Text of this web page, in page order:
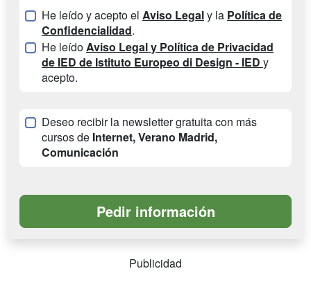
He leído y acepto el Aviso Legaly la Política de
Confidencialidad.
He leídoAviso Legal y Política de Privacidad
de IED de Istituto Europeo di Design - IED y
acepto.
Deseo recibir la newsletter gratuita con más
cursos de Internet, Verano Madrid,
Comunicación
Publicidad